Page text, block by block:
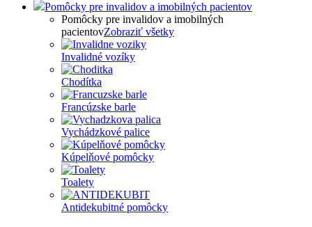
Pomôcky pre invalidov a imobilných pacientov
Pomôcky pre invalidov a imobilných
pacientovZobraziť všetky
Invalidné vozíky
Chodítka
Francúzske barle
Vychádzkové palice
Kúpelňové pomôcky
Toalety
Antidekubitné pomôcky